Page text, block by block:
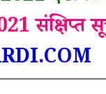
संक्षिप्त